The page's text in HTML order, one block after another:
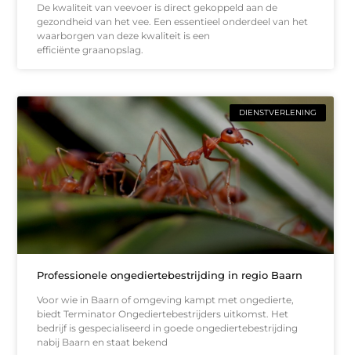
De kwaliteit van veevoer is direct gekoppeld aan de
gezondheid van het vee. Een essentieel onderdeel van het
waarborgen van deze kwaliteit is een
efficiënte graanopslag.
DIENSTVERLENING
Professionele ongediertebestrijding in regio Baarn
Voor wie in Baarn of omgeving kampt met ongedierte,
biedt Terminator Ongediertebestrijders uitkomst. Het
bedrijf is gespecialiseerd in goede ongediertebestrijding
nabij Baarn en staat bekend